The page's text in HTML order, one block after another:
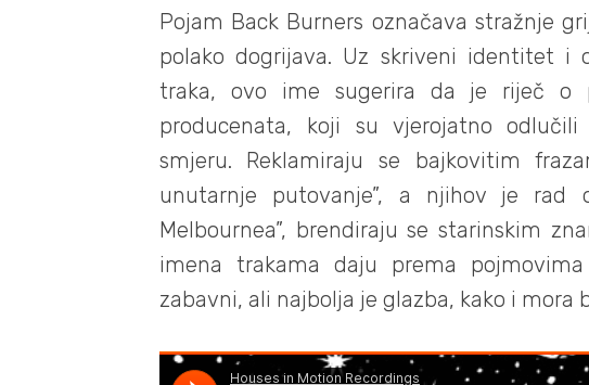
Pojam Back Burners označava stražnje
polako dogrijava. Uz skriveni identitet i
traka, ovo ime sugerira da je riječ o
producenata, koji su vjerojatno
smjeru. Reklamiraju se bajkovitim
unutarnje putovanje”, a njihov je rad
Melbournea”, brendiraju se starinskim
imena trakama daju prema
zabavni, ali najbolja je glazba, kako i mora